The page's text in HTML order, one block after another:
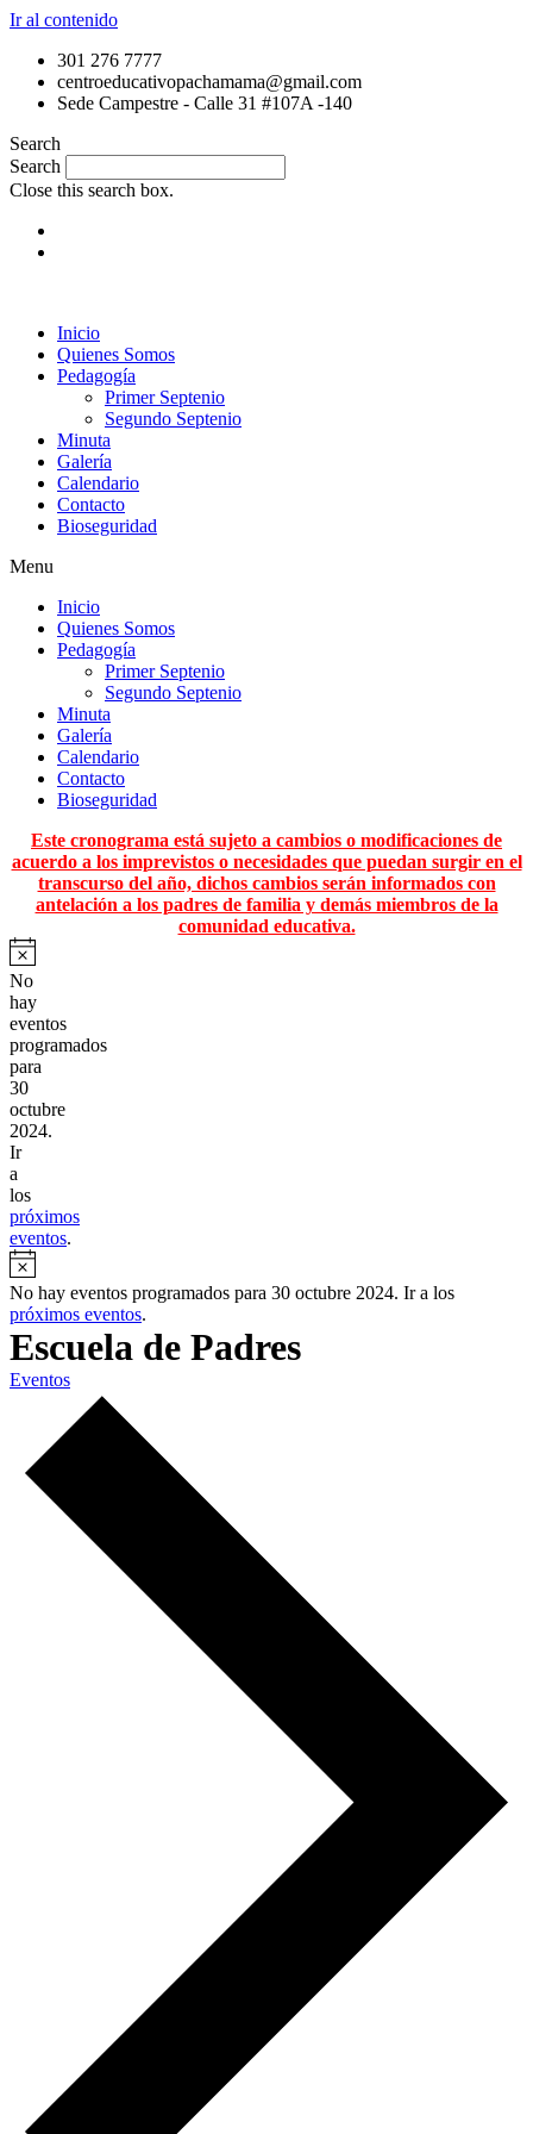
Ir al contenido
301 276 7777
centroeducativopachamama@gmail.com
Sede Campestre - Calle 31 #107A -140
Search
Search
Close this search box.
Inicio
Quienes Somos
Pedagogía
Primer Septenio
Segundo Septenio
Minuta
Galería
Calendario
Contacto
Bioseguridad
Menu
Inicio
Quienes Somos
Pedagogía
Primer Septenio
Segundo Septenio
Minuta
Galería
Calendario
Contacto
Bioseguridad
Este cronograma está sujeto a cambios o modificaciones de
acuerdo a los imprevistos o necesidades que puedan surgir en el
transcurso del año, dichos cambios serán informados con
antelación a los padres de familia y demás miembros de la
comunidad educativa.
No
hay
eventos
programados
para
30
octubre
2024.
Ir
a
los
próximos
eventos.
No hay eventos programados para 30 octubre 2024. Ir a los
próximos eventos.
Escuela de Padres
Eventos